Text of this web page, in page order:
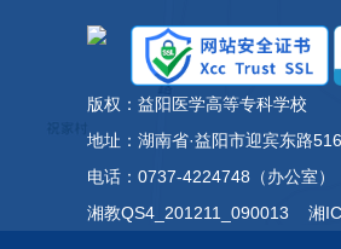
版权：益阳医学高等专科学校
地址：湖南省·益阳市迎宾东路
电话：0737-4224748（办公室
湘教QS4_201211_090013 湘